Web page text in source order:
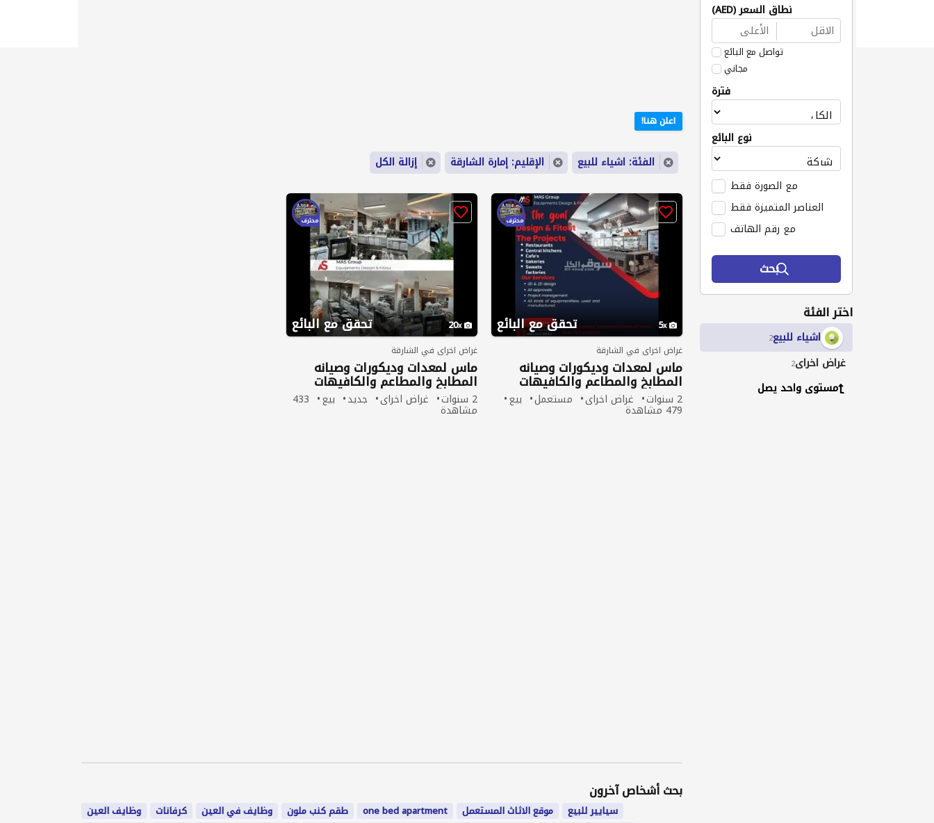
نطاق السعر (AED)
تواصل مع البائع
مجاني
فترة
نوع البائع
مع الصورة فقط
العناصر المتميزة فقط
مع رقم الهاتف
بحث
اختر الفئة
اشياء للبيع2
غراض اخراى2
مستوى واحد يصل
اعلن هنا!
الفئة: اشياء للبيع الإقليم: إمارة الشارقة إزالة الكل
تحقق مع البائع 5
محترف
غراض اخراى في الشارقة
ماس لمعدات وديكورات وصيانه
المطابخ والمطاعم والكافيهات
2 سنوات غراض اخراى مستعمل بيع
479 مشاهدة
تحقق مع البائع 20
محترف
غراض اخراى في الشارقة
ماس لمعدات وديكورات وصيانه
المطابخ والمطاعم والكافيهات
2 سنوات غراض اخراى جديد بيع 433
مشاهدة
بحث أشخاص آخرون
وظايف العين كرفانات وظايف في العين طقم كنب ملون one bed apartment موقع الاثاث المستعمل
سيايير للبيع